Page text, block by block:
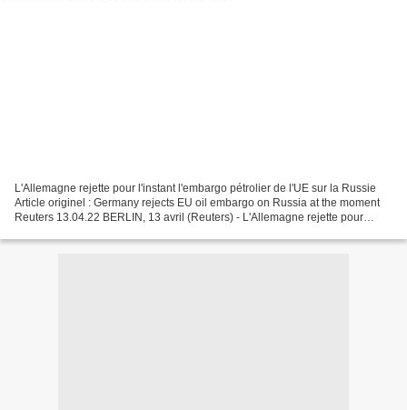
L'Allemagne rejette pour l'instant l'embargo pétrolier de l'UE sur la Russie
Article originel : Germany rejects EU oil embargo on Russia at the moment
Reuters 13.04.22 BERLIN, 13 avril (Reuters) - L'Allemagne rejette pour